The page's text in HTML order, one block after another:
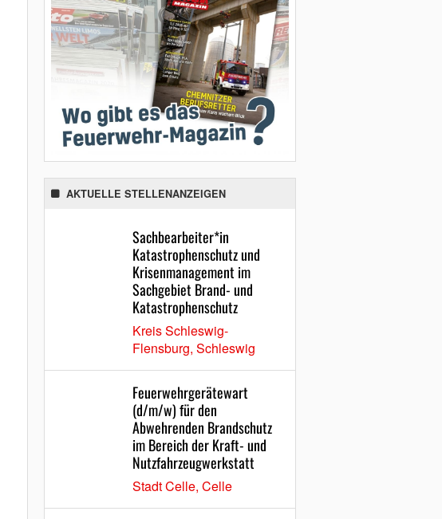
AKTUELLE STELLENANZEIGEN
Sachbearbeiter*in
Katastrophenschutz und
Krisenmanagement im
Sachgebiet Brand- und
Katastrophenschutz
Kreis Schleswig-
Flensburg, Schleswig
Feuerwehrgerätewart
(d/m/w) für den
Abwehrenden Brandschutz
im Bereich der Kraft- und
Nutzfahrzeugwerkstatt
Stadt Celle, Celle